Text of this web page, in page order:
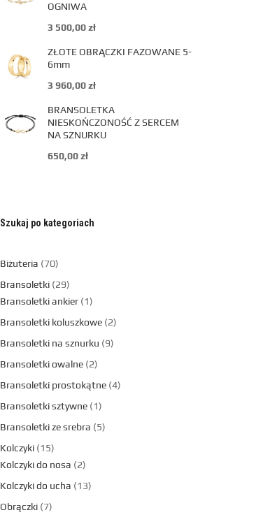
OGNIWA
3 500,00zł
ZŁOTE OBRĄCZKI FAZOWANE 5-
6mm
3 960,00zł
BRANSOLETKA
NIESKOŃCZONOŚĆ Z SERCEM
NA SZNURKU
650,00zł
Szukaj po kategoriach
Biżuteria
70
Bransoletki 29
Bransoletki ankier 1
Bransoletki koluszkowe 2
Bransoletki na sznurku
9
Bransoletki owalne 2
Bransoletki prostokątne 4
Bransoletki sztywne 1
Bransoletki ze srebra
5
Kolczyki 15
Kolczyki do nosa
2
Kolczyki do ucha
13
Obrączki 7